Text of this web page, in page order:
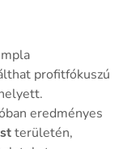
profitfókuszú
eredményes
területén,